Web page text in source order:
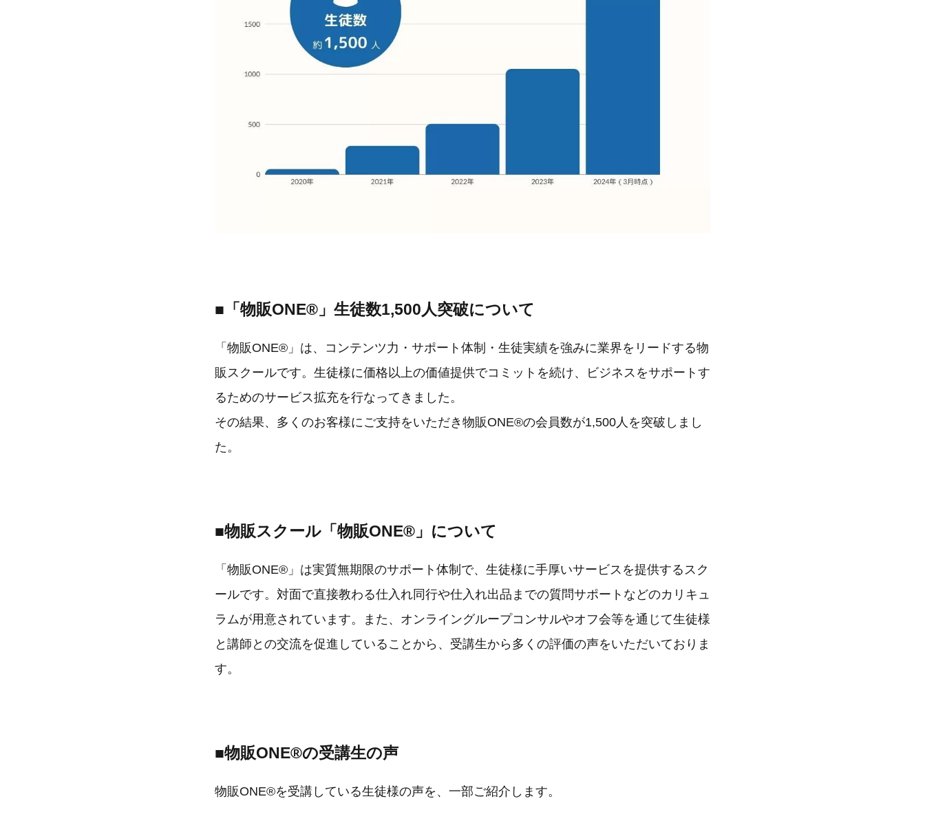
■「物販ONE®」生徒数1,500人突破について
「物販ONE®」は、コンテンツ力・サポート体制・生徒実績を強みに業界をリードする物
販スクールです。生徒様に価格以上の価値提供でコミットを続け、ビジネスをサポートす
るためのサービス拡充を行なってきました。
その結果、多くのお客様にご支持をいただき物販ONE®の会員数が1,500人を突破しまし
た。
■物販スクール「物販ONE®」について
「物販ONE®」は実質無期限のサポート体制で、生徒様に手厚いサービスを提供するスク
ールです。対面で直接教わる仕入れ同行や仕入れ出品までの質問サポートなどのカリキュ
ラムが用意されています。また、オンライングループコンサルやオフ会等を通じて生徒様
と講師との交流を促進していることから、受講生から多くの評価の声をいただいておりま
す。
■物販ONE®の受講生の声
物販ONE®を受講している生徒様の声を、一部ご紹介します。